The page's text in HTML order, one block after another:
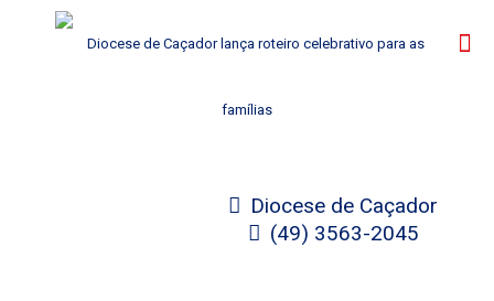
Diocese de Caçador
(49) 3563-2045